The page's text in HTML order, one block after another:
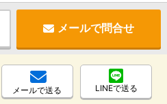
メールで問合せ
メールで送る LINEで送る